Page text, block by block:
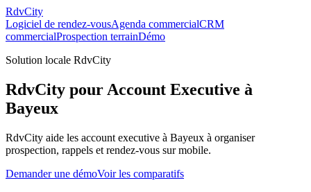
RdvCity
Logiciel de rendez-vousAgenda commercialCRM
commercialProspection terrainDémo
Solution locale RdvCity
RdvCity pour Account Executive à
Bayeux
RdvCity aide les account executive à Bayeux à organiser
prospection, rappels et rendez-vous sur mobile.
Demander une démoVoir les comparatifs